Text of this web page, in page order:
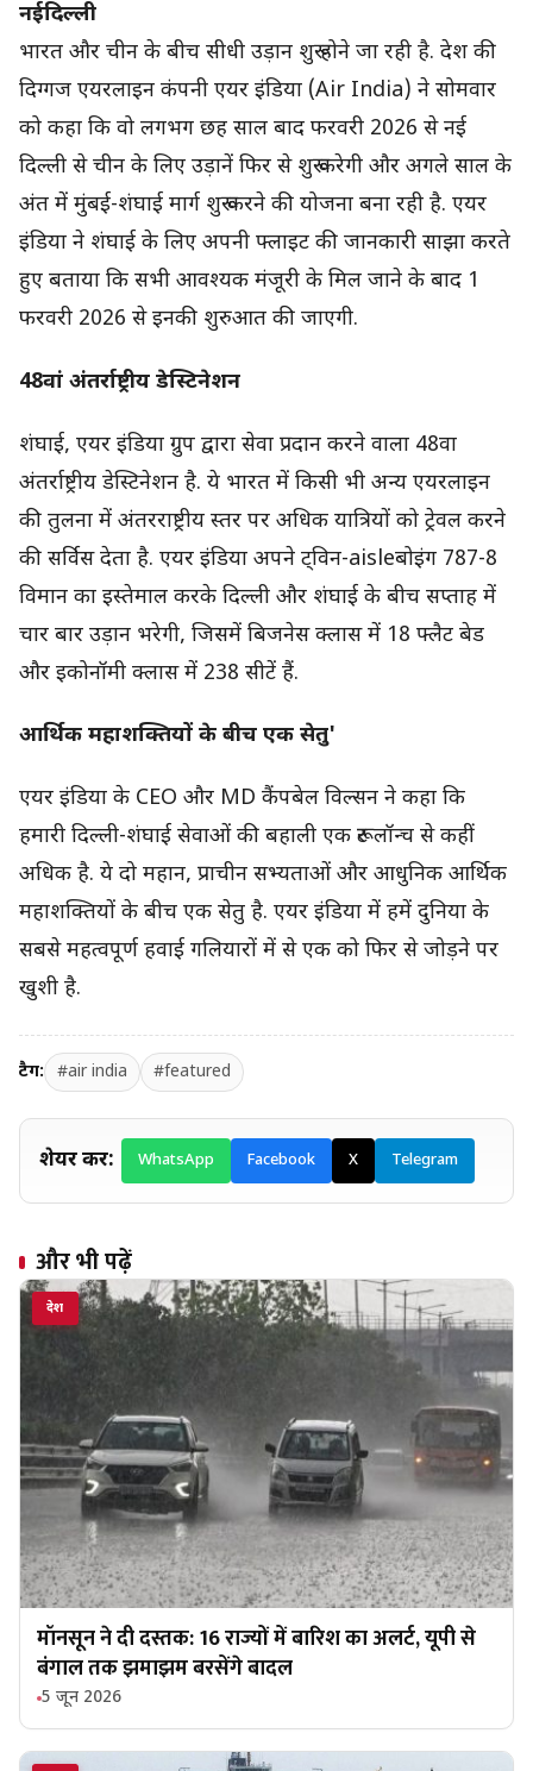
नईदिल्ली
भारत और चीन के बीच सीधी उड़ान शुरू होने जा रही है. देश की
दिग्गज एयरलाइन कंपनी एयर इंडिया (Air India) ने सोमवार
को कहा कि वो लगभग छह साल बाद फरवरी 2026 से नई
दिल्ली से चीन के लिए उड़ानें फिर से शुरू करेगी और अगले साल के
अंत में मुंबई-शंघाई मार्ग शुरू करने की योजना बना रही है. एयर
इंडिया ने शंघाई के लिए अपनी फ्लाइट की जानकारी साझा करते
हुए बताया कि सभी आवश्यक मंजूरी के मिल जाने के बाद 1
फरवरी 2026 से इनकी शुरुआत की जाएगी.
48वां अंतर्राष्ट्रीय डेस्टिनेशन
शंघाई, एयर इंडिया ग्रुप द्वारा सेवा प्रदान करने वाला 48वा
अंतर्राष्ट्रीय डेस्टिनेशन है. ये भारत में किसी भी अन्य एयरलाइन
की तुलना में अंतरराष्ट्रीय स्तर पर अधिक यात्रियों को ट्रेवल करने
की सर्विस देता है. एयर इंडिया अपने ट्विन-aisle​बोइंग 787-8
विमान का इस्तेमाल करके दिल्ली और शंघाई के बीच सप्ताह में
चार बार उड़ान भरेगी, जिसमें बिजनेस क्लास में 18 फ्लैट बेड
और इकोनॉमी क्लास में 238 सीटें हैं.
आर्थिक महाशक्तियों के बीच एक सेतु'
एयर इंडिया के CEO और MD कैंपबेल विल्सन ने कहा कि
हमारी दिल्ली-शंघाई सेवाओं की बहाली एक रूट लॉन्च से कहीं
अधिक है. ये दो महान, प्राचीन सभ्यताओं और आधुनिक आर्थिक
महाशक्तियों के बीच एक सेतु है. एयर इंडिया में हमें दुनिया के
सबसे महत्वपूर्ण हवाई गलियारों में से एक को फिर से जोड़ने पर
खुशी है.
टैग: #air india #featured
शेयर करें: WhatsApp Facebook X Telegram
और भी पढ़ें
देश
मॉनसून ने दी दस्तक: 16 राज्यों में बारिश का अलर्ट, यूपी से
बंगाल तक झमाझम बरसेंगे बादल
5 जून 2026